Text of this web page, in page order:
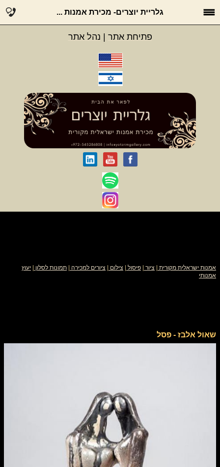
גלריית יוצרים- מכירת אמנות ...
פתיחת אתר נהל אתר
אמנות ישראלית מקורית ציור פיסול צילום ציורים למכירה תמונות לסלון
יעוץ
אמנותי
שאול אלבז - פסל